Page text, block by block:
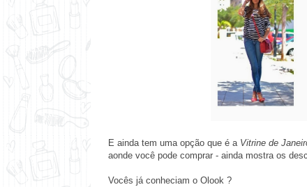
E ainda tem uma opção que é a Vitrine de
aonde você pode comprar - ainda mostra os
Vocês já conheciam o Olook ?